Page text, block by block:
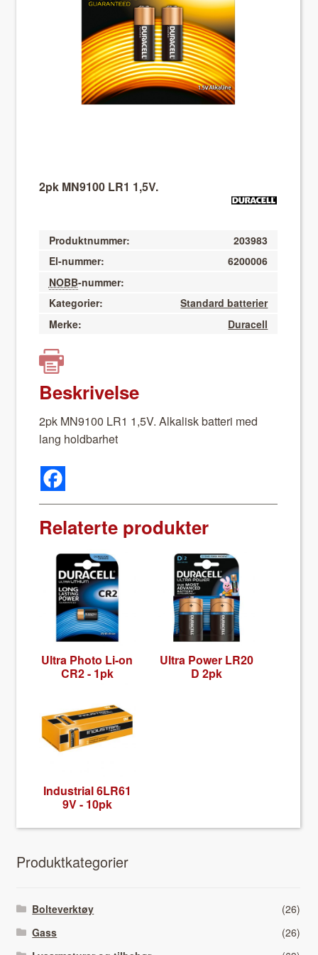
About VIX
2pk MN9100 LR1 1,5V.
Produktnummer:
203983
El-nummer:
6200006
NOBB-nummer:
Kategorier:
Standard batterier
Merke:
Duracell
Beskrivelse
2pk MN9100 LR1 1,5V. Alka­lisk bat­teri med
lang hold­barhet
Relaterte produkter
Ultra Pho­to Li-on
CR2 - 1pk
Ultra Pow­er LR20
D 2pk
Indus­tri­al 6LR61
9V - 10pk
Pro­duk­tkat­e­gori­er
Bolteverktøy
(26)
Gass
(26)